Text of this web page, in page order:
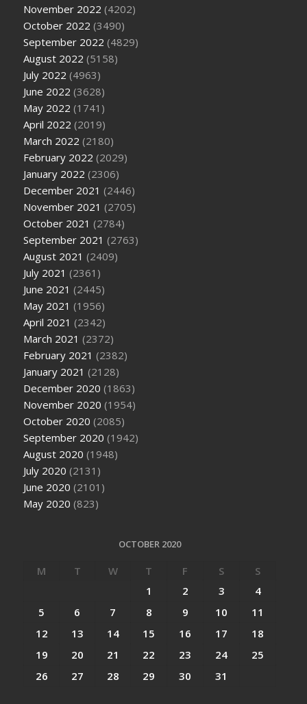
November 2022 (4202)
October 2022 (3490)
September 2022 (4829)
August 2022 (5158)
July 2022 (4963)
June 2022 (3628)
May 2022 (1741)
April 2022 (2019)
March 2022 (2180)
February 2022 (2029)
January 2022 (2306)
December 2021 (2446)
November 2021 (2705)
October 2021 (2784)
September 2021 (2763)
August 2021 (2409)
July 2021 (2361)
June 2021 (2445)
May 2021 (1956)
April 2021 (2342)
March 2021 (2372)
February 2021 (2382)
January 2021 (2128)
December 2020 (1863)
November 2020 (1954)
October 2020 (2085)
September 2020 (1942)
August 2020 (1948)
July 2020 (2131)
June 2020 (2101)
May 2020 (823)
OCTOBER 2020
M T W T F S
S
1
2 3
4
5
6 7 8 9 10
11
12
13 14 15 16 17
18
19
20 21 22 23 24
25
26
27 28 29 30 31